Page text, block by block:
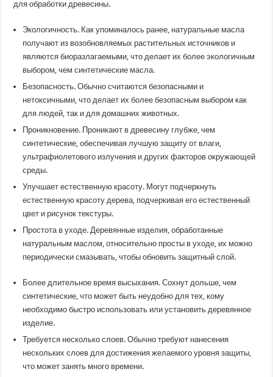
для обработки древесины.
Экологичность. Как упоминалось ранее, натуральные масла
получают из возобновляемых растительных источников и
являются биоразлагаемыми, что делает их более экологичным
выбором, чем синтетические масла.
Безопасность. Обычно считаются безопасными и
нетоксичными, что делает их более безопасным выбором как
для людей, так и для домашних животных.
Проникновение. Проникают в древесину глубже, чем
синтетические, обеспечивая лучшую защиту от влаги,
ультрафиолетового излучения и других факторов окружающей
среды.
Улучшает естественную красоту. Могут подчеркнуть
естественную красоту дерева, подчеркивая его естественный
цвет и рисунок текстуры.
Простота в уходе. Деревянные изделия, обработанные
натуральным маслом, относительно просты в уходе, их можно
периодически смазывать, чтобы обновить защитный слой.
Более длительное время высыхания. Сохнут дольше, чем
синтетические, что может быть неудобно для тех, кому
необходимо быстро использовать или установить деревянное
изделие.
Требуется несколько слоев. Обычно требуют нанесения
нескольких слоев для достижения желаемого уровня защиты,
что может занять много времени.